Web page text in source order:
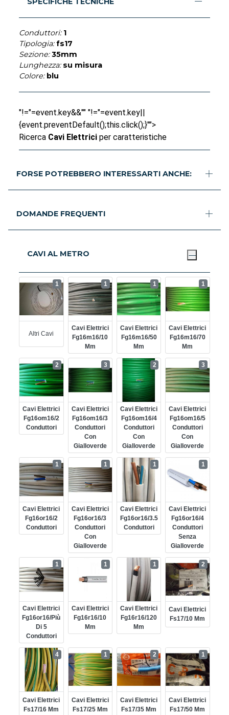
Conduttori: 1
Tipologia: fs17
Sezione: 35mm
Lunghezza: su misura
Colore: blu
"!="=event.key&&"" "!="=event.key||
{event.preventDefault();this.click();}"">
Ricerca Cavi Elettriciper caratteristiche
FORSE POTREBBERO INTERESSARTI ANCHE:
DOMANDE FREQUENTI
CAVI AL METRO
Altri Cavi
1
Cavi Elettrici
Fg16m16/10
Mm
1
Cavi Elettrici
Fg16m16/50
Mm
1
Cavi Elettrici
Fg16m16/70
Mm
1
Cavi Elettrici
Fg16om16/2
Conduttori
2
Cavi Elettrici
Fg16om16/3
Conduttori
Con
Gialloverde
3
Cavi Elettrici
Fg16om16/4
Conduttori
Con
Gialloverde
2
Cavi Elettrici
Fg16om16/5
Conduttori
Con
Gialloverde
3
Cavi Elettrici
Fg16or16/2
Conduttori
1
Cavi Elettrici
Fg16or16/3
Conduttori
Con
Gialloverde
1
Cavi Elettrici
Fg16or16/3.5
Conduttori
1
Cavi Elettrici
Fg16or16/4
Conduttori
Senza
Gialloverde
1
Cavi Elettrici
Fg16or16/più
Di 5
Conduttori
1
Cavi Elettrici
Fg16r16/10
Mm
1
Cavi Elettrici
Fg16r16/120
Mm
1
Cavi Elettrici
Fs17/10 Mm
2
Cavi Elettrici
Fs17/16 Mm
4
Cavi Elettrici
Fs17/25 Mm
1
Cavi Elettrici
Fs17/35 Mm
2
Cavi Elettrici
Fs17/50 Mm
1